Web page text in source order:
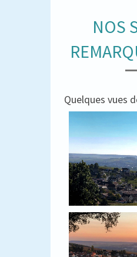
NOS
Quelques vues